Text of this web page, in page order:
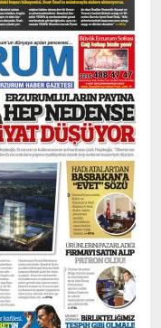
BİNDESEN
Erzurum’a
proje daha!
2026 Pazar
SABUNCUOĞLU
köşe taşları
2026 Pazartesi
GÜLERCİ
ERKON’da
yukarı taşırken,